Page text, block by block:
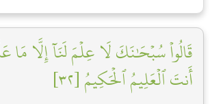
قَالُواْ سُبۡحَٰنَكَ لَا عِلۡمَ لَنَآ إِلَّا مَا
أَنتَ ٱلۡعَلِيمُ ٱلۡحَكِيمُ [٣٢]